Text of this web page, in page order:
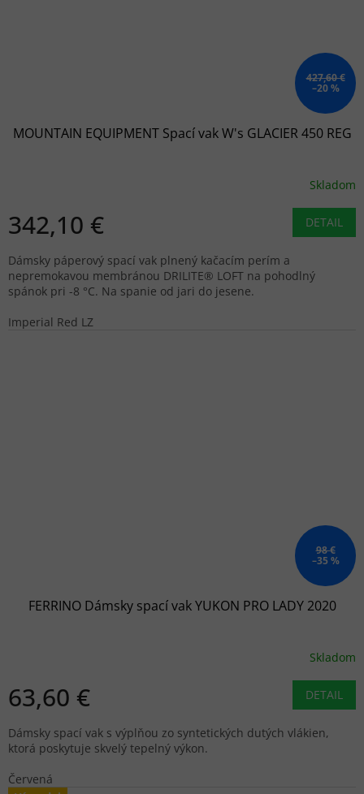
427,60 €
–20 %
MOUNTAIN EQUIPMENT Spací vak W's GLACIER 450 REG
Skladom
342,10 € DETAIL
Dámsky páperový spací vak plnený kačacím perím a
nepremokavou membránou DRILITE® LOFT na pohodlný
spánok pri -8 °C. Na spanie od jari do jesene.
Imperial Red LZ
98 €
–35 %
FERRINO Dámsky spací vak YUKON PRO LADY 2020
Skladom
63,60 € DETAIL
Dámsky spací vak s výplňou zo syntetických dutých vlákien,
ktorá poskytuje skvelý tepelný výkon.
Červená